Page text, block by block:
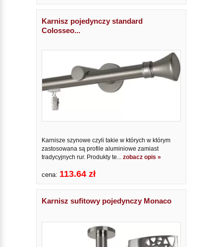
Karnisz pojedynczy standard
Colosseo...
Karnisze szynowe czyli takie w których w którym
zastosowana są profile aluminiowe zamiast
tradycyjnych rur. Produkty te... zobacz opis »
cena: 113.64 zł
Karnisz sufitowy pojedynczy Monaco